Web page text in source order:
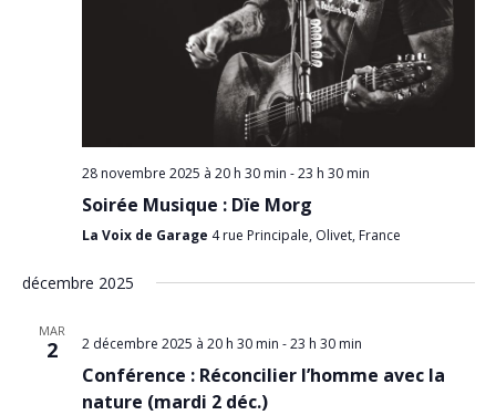
28 novembre 2025 à 20 h 30 min -23 h 30 min
Soirée Musique : Dïe Morg
La Voix de Garage 4 rue Principale, Olivet, France
décembre 2025
MAR
2 2 décembre 2025 à 20 h 30 min -23 h 30 min
Conférence : Réconcilier l’homme avec la
nature (mardi 2 déc.)